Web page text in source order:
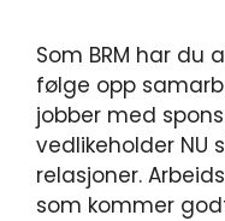
Som BRM har du
følge opp
jobber med
vedlikeholder NU
relasjoner.
som kommer